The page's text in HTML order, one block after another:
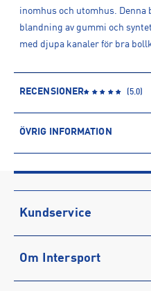
inomhus och utomhus. Denna
blandning av gummi och
med djupa kanaler för bra
RECENSIONER (5.0)
ÖVRIG INFORMATION
Produktnummer: 1544302
Leverantörens
Artikelnummer: 154430203-
Sporter:Basket
Ashe group
Tillverkaradress: Töpelsgatan
Kundservice
Vanliga frågor & svar
Om Intersport